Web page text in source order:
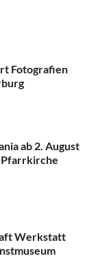
Fotografien
ab 2. August
Pfarrkirche
Werkstatt